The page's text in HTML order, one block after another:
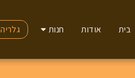
בית אודות חנות גלריה